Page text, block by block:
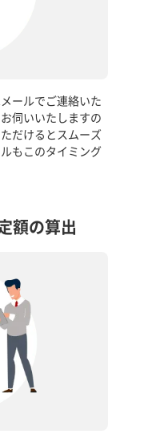
ールでご連絡いた
伺いいたしますの
だけるとスムーズ
もこのタイミング
額の算出